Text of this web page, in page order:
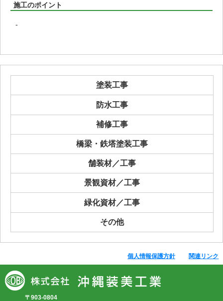
施工のポイント
-
塗装工事
防水工事
補修工事
橋梁・鉄塔塗装工事
舗装材／工事
景観資材／工事
緑化資材／工事
その他
個人情報保護方針 関連リンク
〒903-0804